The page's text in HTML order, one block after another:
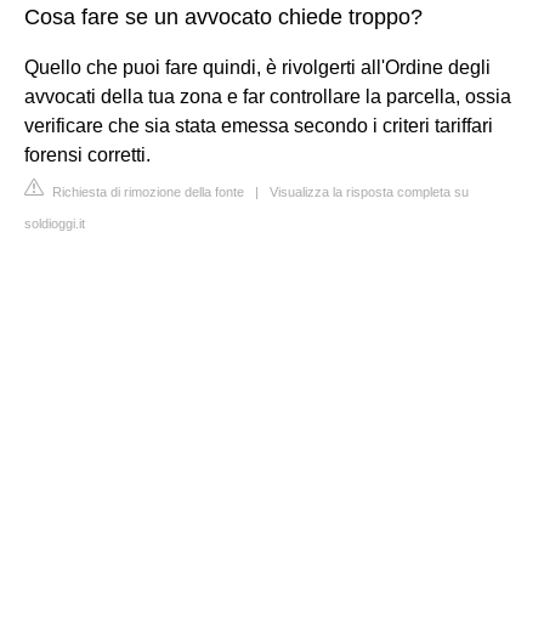
Cosa fare se un avvocato chiede troppo?
Quello che puoi fare quindi, è rivolgerti all'Ordine degli
avvocati della tua zona e far controllare la parcella, ossia
verificare che sia stata emessa secondo i criteri tariffari
forensi corretti.
Richiesta di rimozione della fonte | Visualizza la risposta completa su
soldioggi.it